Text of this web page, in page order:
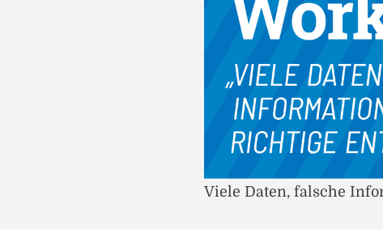
Viele Daten, falsche